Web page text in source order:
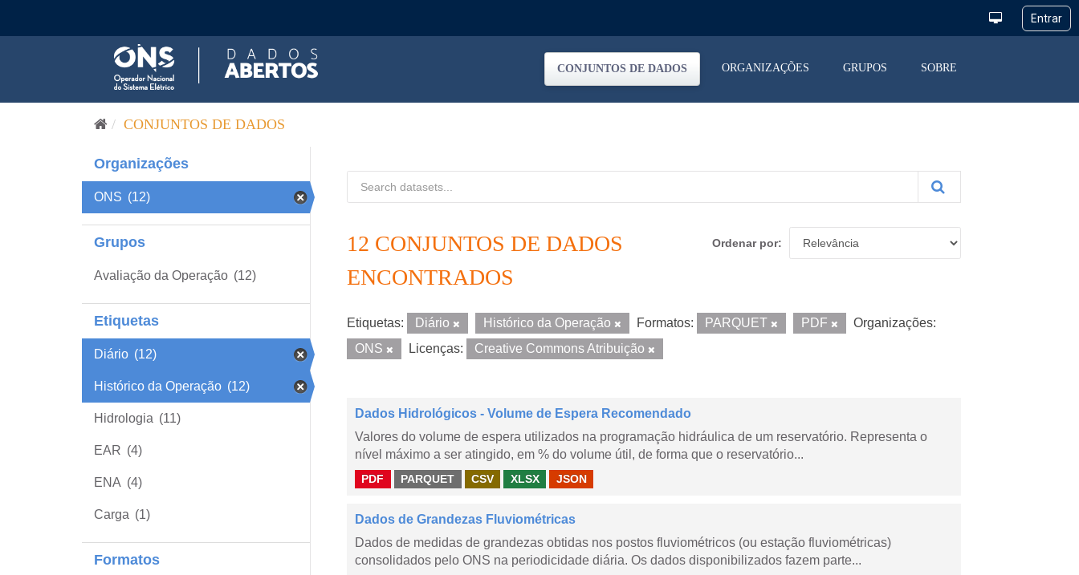
CONJUNTOS DE DADOS ORGANIZAÇÕES GRUPOS SOBRE
CONJUNTOS DE DADOS
Organizações
ONS (12)
Grupos
Avaliação da Operação (12)
Etiquetas
Diário (12)
Histórico da Operação (12)
Hidrologia (11)
EAR (4)
ENA (4)
Carga (1)
Formatos
Ordenar por
12 CONJUNTOS DE DADOS
ENCONTRADOS
Etiquetas: Diário Histórico da Operação Formatos: PARQUET PDF
Organizações:
ONS
Licenças: Creative Commons Atribuição
Dados Hidrológicos - Volume de Espera Recomendado
Valores do volume de espera utilizados na programação hidráulica de um reservatório. Representa o
nível máximo a ser atingido, em % do volume útil, de forma que o reservatório...
PDF PARQUET CSV XLSX JSON
Dados de Grandezas Fluviométricas
Dados de medidas de grandezas obtidas nos postos fluviométricos (ou estação fluviométricas)
consolidados pelo ONS na periodicidade diária. Os dados disponibilizados fazem parte...